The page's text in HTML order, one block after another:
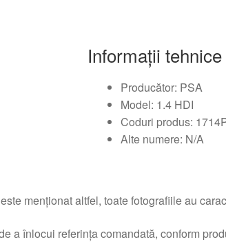
Informații tehnice
Producător: PSA
Model: 1.4 HDI
Coduri produs:
Alte numere: N/A
menționat altfel, toate fotografiile au
a înlocui referința comandată, conform